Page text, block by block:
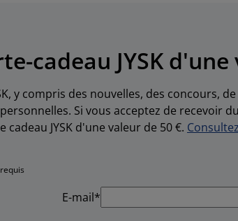
cadeau JYSK
y compris des nouvelles, des concours,
Si vous acceptez de recevoir
JYSK d'une valeur de 50 €.
E-mail*